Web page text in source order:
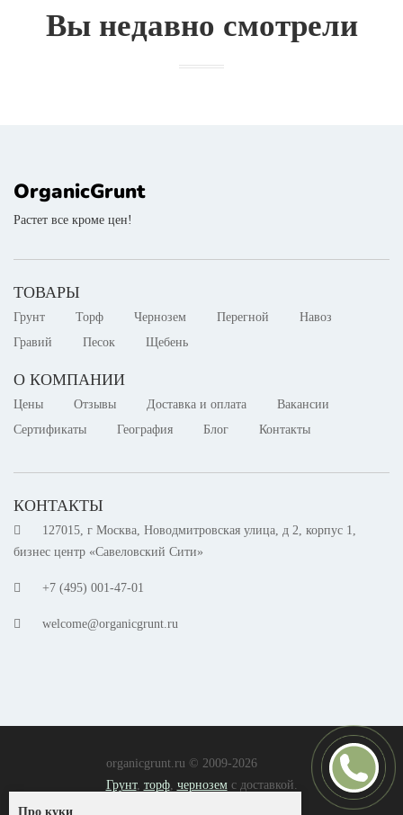
Вы недавно смотрели
OrganicGrunt
Растет все кроме цен!
ТОВАРЫ
Грунт Торф Чернозем Перегной
Навоз
Гравий
Песок Щебень
О КОМПАНИИ
Цены Отзывы Доставка и оплата
Вакансии
Сертификаты
География Блог Контакты
КОНТАКТЫ
127015, г Москва, Новодмитровская улица, д 2, корпус 1,
бизнес центр «Савеловский Сити»
+7 (495) 001-47-01
welcome@organicgrunt.ru
organicgrunt.ru © 2009-2026
Грунт, торф, черноземс доставкой.
Про куки